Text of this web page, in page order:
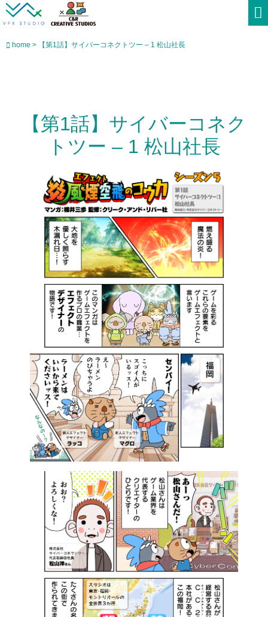
home > 【第1話】サイバーコネクトツー – 1 松山社長
【第1話】サイバーコネク
トツー – 1 松山社長